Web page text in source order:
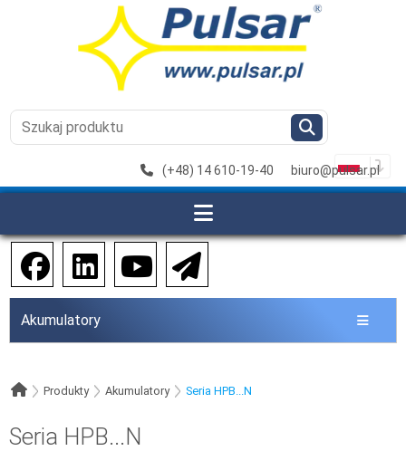
(+48) 14 610-19-40 biuro@pulsar.pl
Akumulatory
Produkty Akumulatory Seria HPB...N
Seria HPB...N